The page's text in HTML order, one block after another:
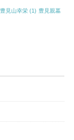
豊見山幸栄 (1) 豊見親墓